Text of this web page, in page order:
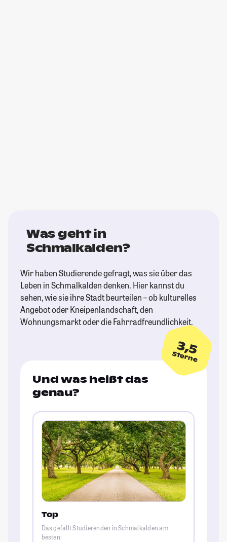
Was geht in
Schmalkalden?
Wir haben Studierende gefragt, was sie über das
Leben in Schmalkalden denken. Hier kannst du
sehen, wie sie ihre Stadt beurteilen – ob kulturelles
Angebot oder Kneipenlandschaft, den
Wohnungsmarkt oder die Fahrradfreundlichkeit.
3,5
Sterne
Und was heißt das
genau?
Top
Das gefällt Studierenden in Schmalkalden am
besten: